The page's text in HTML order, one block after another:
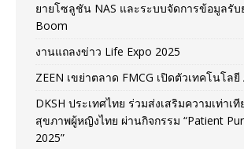
ยายโซลูชัน NAS และระบบจัดการข้อมูลรับ
Boom
งานแถลงข่าว Life Expo 2025
ZEEN เขย่าตลาด FMCG เปิดตัวเทคโนโล
DKSH ประเทศไทย ร่วมส่งเสริมความเท่าเ
สุขภาพผู้หญิงไทย ผ่านกิจกรรม “Patient
2025”